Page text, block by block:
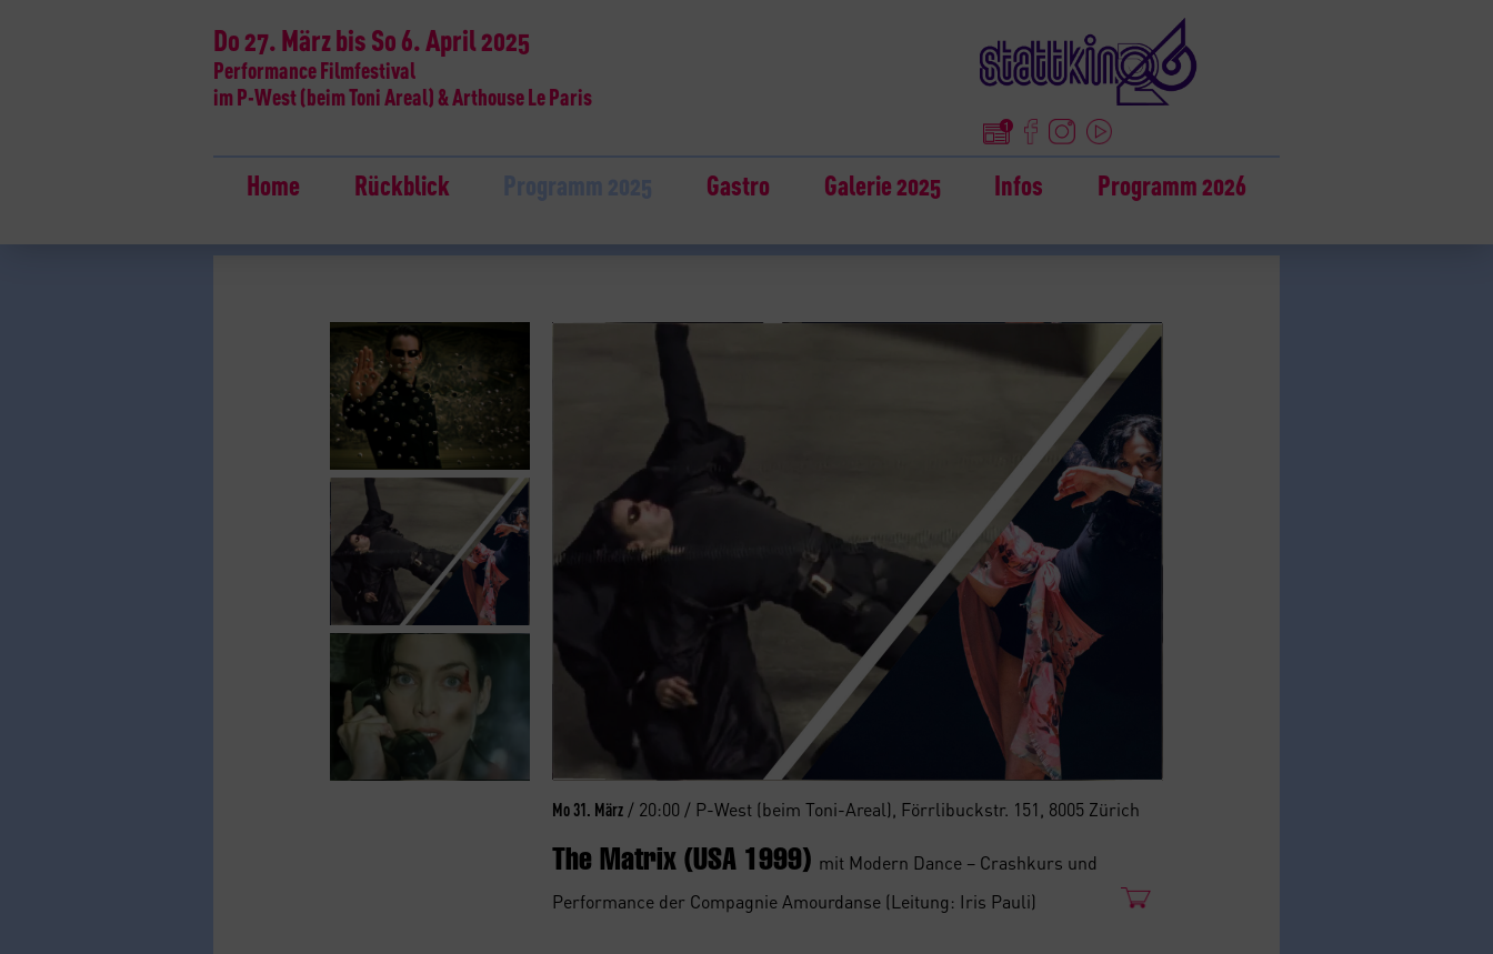
Do 27. März bis So 6. April 2025
Performance Filmfestival
im P-West (beim Toni Areal) & Arthouse Le Paris
Home Rückblick Gastro Galerie 2025 Infos Programm 2026
Mo 31. März / 20:00 / P-West (beim Toni-Areal), Förrlibuckstr. 151, 8005 Zürich
The Matrix (USA 1999) mit Modern Dance – Crashkurs und
Performance der Compagnie Amourdanse (Leitung: Iris Pauli)